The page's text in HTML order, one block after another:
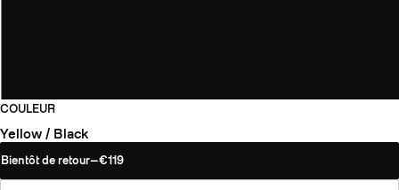
COULEUR
Yellow / Black
Bientôt de retour—€119